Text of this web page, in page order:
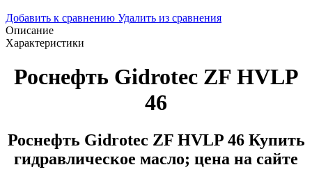
Добавить к сравнению Удалить из сравнения
Описание
Характеристики
Роснефть Gidrotec ZF HVLP
46
Роснефть Gidrotec ZF HVLP 46 Купить
гидравлическое масло; цена на сайте